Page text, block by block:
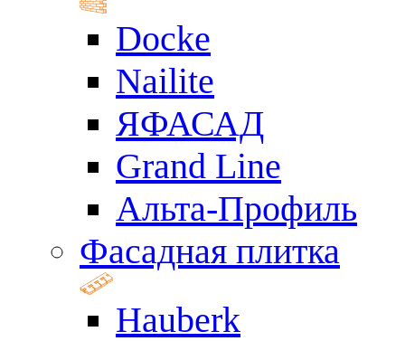
Docke
Nailite
ЯФАСАД
Grand Line
Альта-Профиль
Фасадная плитка
Hauberk